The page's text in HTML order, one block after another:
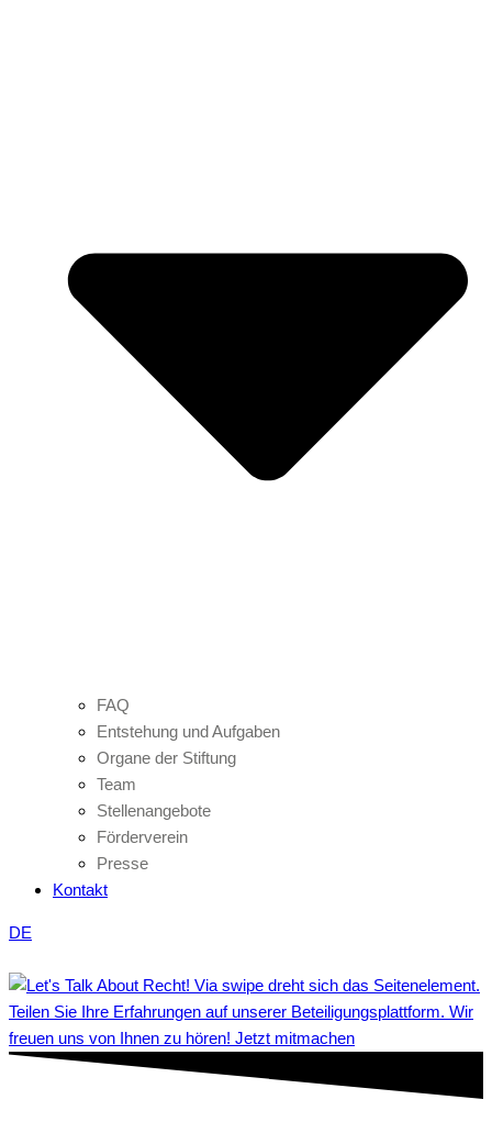
FAQ
Entstehung und Aufgaben
Organe der Stiftung
Team
Stellenangebote
Förderverein
Presse
Kontakt
DE
Teilen Sie Ihre Erfahrungen auf unserer Beteiligungsplattform. Wir
freuen uns von Ihnen zu hören! Jetzt mitmachen